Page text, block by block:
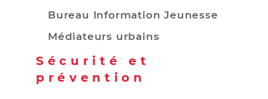
Bureau Information Jeunesse
Médiateurs urbains
Sécurité et
prévention